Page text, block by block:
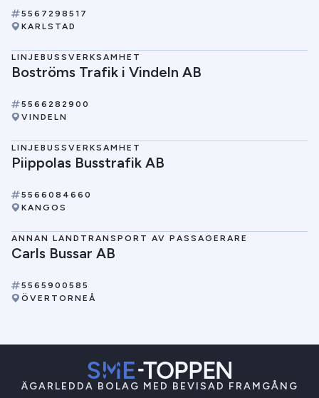
5567298517
KARLSTAD
LINJEBUSSVERKSAMHET
Boströms Trafik i Vindeln AB
5566282900
VINDELN
LINJEBUSSVERKSAMHET
Piippolas Busstrafik AB
5566084660
KANGOS
ANNAN LANDTRANSPORT AV PASSAGERARE
Carls Bussar AB
5565900585
ÖVERTORNEÅ
ÄGARLEDDA BOLAG MED BEVISAD FRAMGÅNG